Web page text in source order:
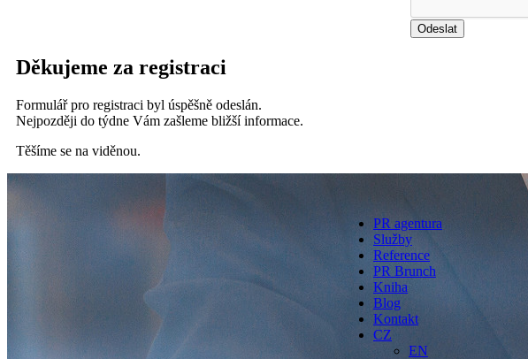
Děkujeme za registraci
Formulář pro registraci byl úspěšně odeslán.
Nejpozději do týdne Vám zašleme bližší informace.
Těšíme se na viděnou.
PR agentura
Služby
Reference
PR Brunch
Kniha
Blog
Kontakt
CZ
EN